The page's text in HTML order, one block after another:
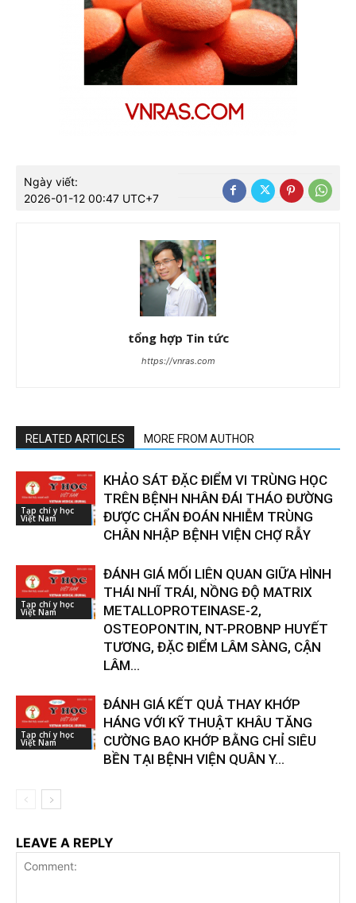
Ngày viết:
2026-01-12 00:47 UTC+7
tổng hợp Tin tức
https://vnras.com
RELATED ARTICLES MORE FROM AUTHOR
Tạp chí y học
Việt Nam
KHẢO SÁT ĐẶC ĐIỂM VI TRÙNG HỌC
TRÊN BỆNH NHÂN ĐÁI THÁO ĐƯỜNG
ĐƯỢC CHẨN ĐOÁN NHIỄM TRÙNG
CHÂN NHẬP BỆNH VIỆN CHỢ RẪY
Tạp chí y học
Việt Nam
ĐÁNH GIÁ MỐI LIÊN QUAN GIỮA HÌNH
THÁI NHĨ TRÁI, NỒNG ĐỘ MATRIX
METALLOPROTEINASE-2,
OSTEOPONTIN, NT-PROBNP HUYẾT
TƯƠNG, ĐẶC ĐIỂM LÂM SÀNG, CẬN
LÂM...
Tạp chí y học
Việt Nam
ĐÁNH GIÁ KẾT QUẢ THAY KHỚP
HÁNG VỚI KỸ THUẬT KHÂU TĂNG
CƯỜNG BAO KHỚP BẰNG CHỈ SIÊU
BỀN TẠI BỆNH VIỆN QUÂN Y...
LEAVE A REPLY